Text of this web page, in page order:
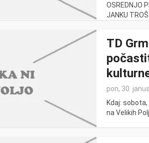
OSREDNJO
JANKU
TD
pon, 30.
Kdaj:
na Velikih